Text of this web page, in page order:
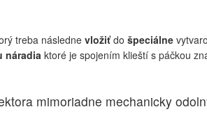
treba následnevložiťdo špeciálne
náradiaktoré je spojením klieští s páčkou
mimoriadne mechanicky